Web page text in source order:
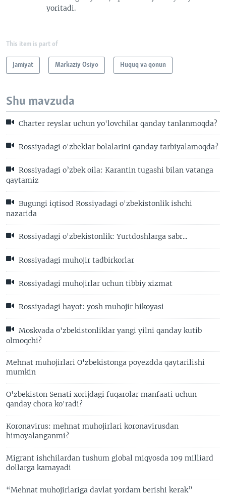
yoritadi.
This item is part of
Jamiyat Markaziy Osiyo Huquq va qonun
Shu mavzuda
Charter reyslar uchun yo'lovchilar qanday tanlanmoqda?
Rossiyadagi o'zbeklar bolalarini qanday tarbiyalamoqda?
Rossiyadagi o’zbek oila: Karantin tugashi bilan vatanga
qaytamiz
Bugungi iqtisod Rossiyadagi o'zbekistonlik ishchi
nazarida
Rossiyadagi o'zbekistonlik: Yurtdoshlarga sabr...
Rossiyadagi muhojir tadbirkorlar
Rossiyadagi muhojirlar uchun tibbiy xizmat
Rossiyadagi hayot: yosh muhojir hikoyasi
Moskvada o'zbekistonliklar yangi yilni qanday kutib
olmoqchi?
Mehnat muhojirlari O'zbekistonga poyezdda qaytarilishi
mumkin
O'zbekiston Senati xorijdagi fuqarolar manfaati uchun
qanday chora ko'radi?
Koronavirus: mehnat muhojirlari koronavirusdan
himoyalanganmi?
Migrant ishchilardan tushum global miqyosda 109 milliard
dollarga kamayadi
“Mehnat muhojirlariga davlat yordam berishi kerak”